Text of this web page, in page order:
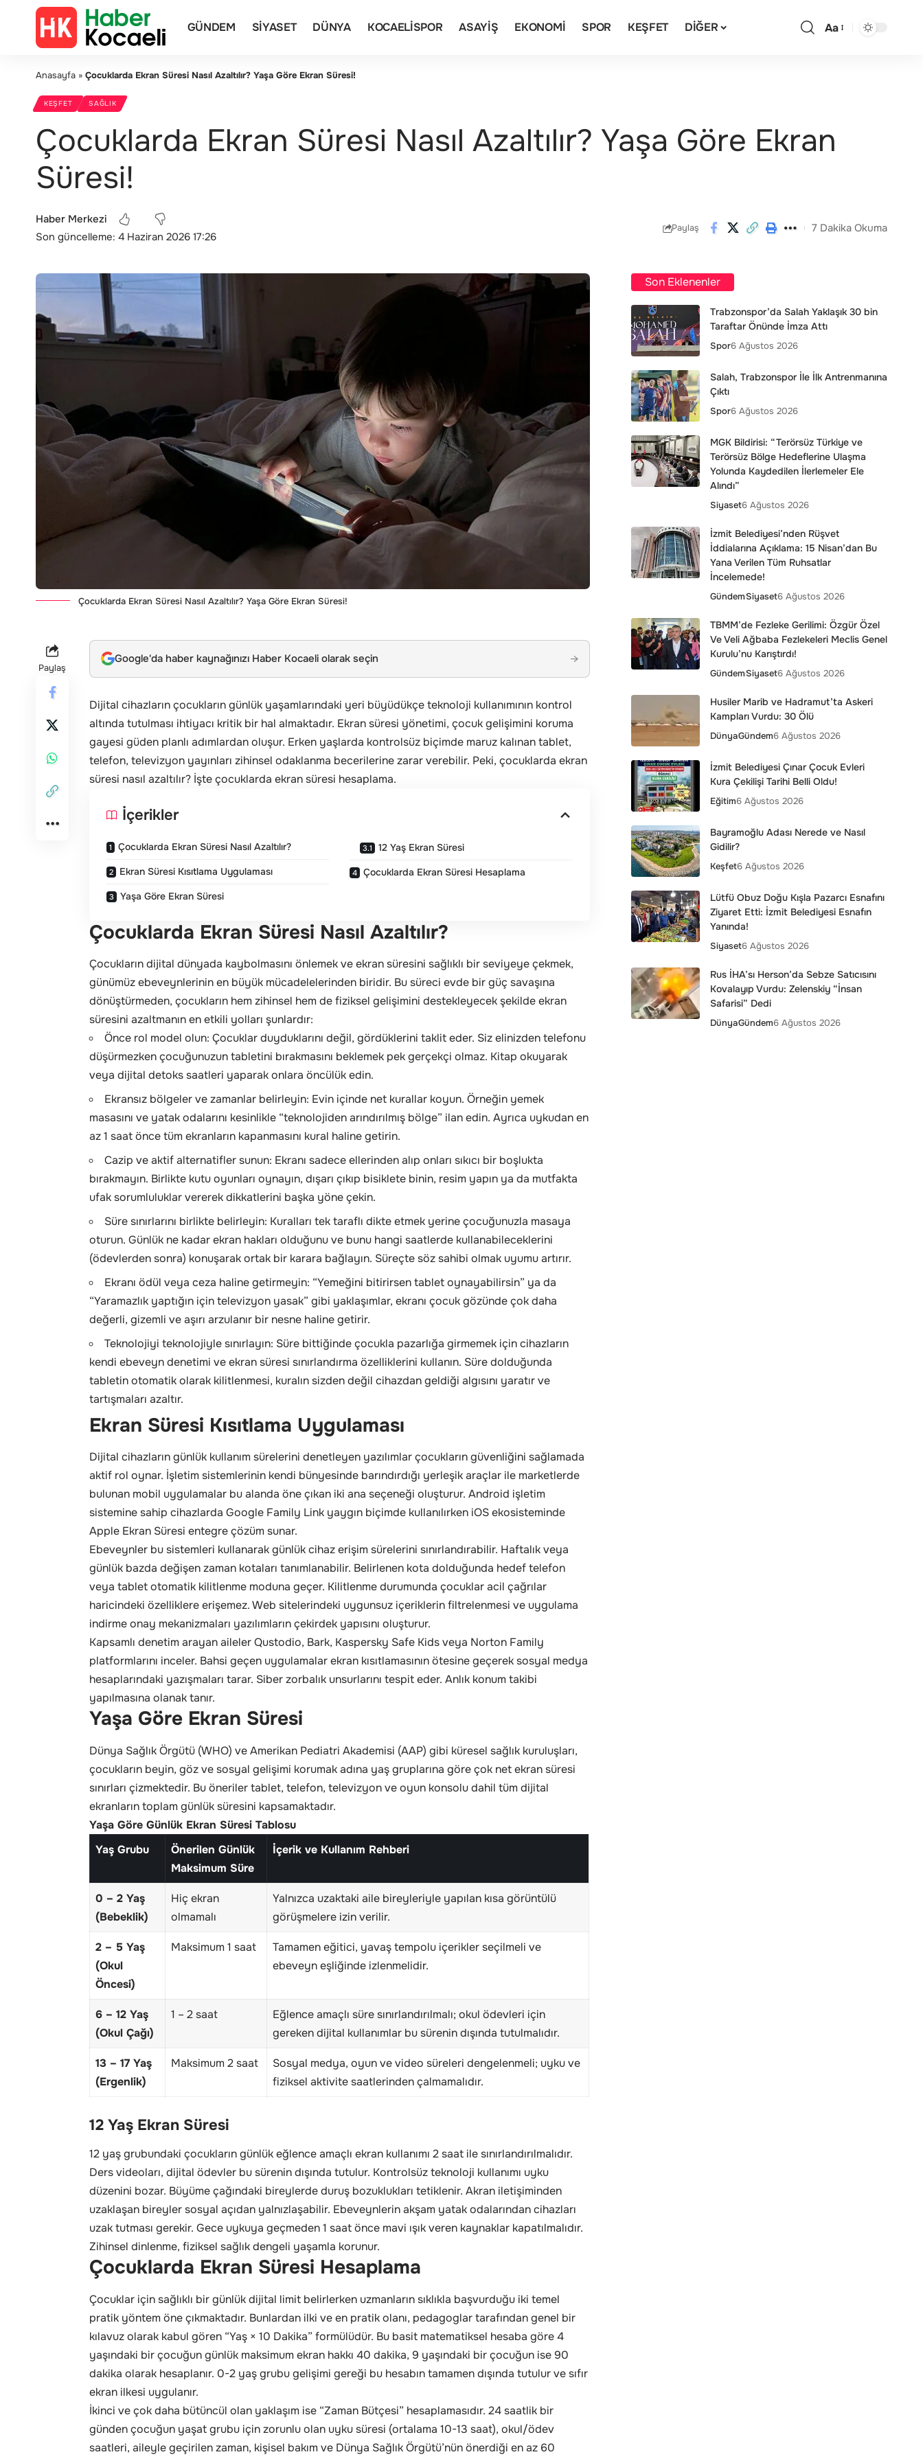
GÜNDEM SIYASET DÜNYA KOCAELISPOR ASAYIŞ EKONOMI SPOR KEŞFET DIĞER Aa
Anasayfa » Çocuklarda Ekran Süresi Nasıl Azaltılır? Yaşa Göre Ekran Süresi!
KEŞFET SAĞLIK
Çocuklarda Ekran Süresi Nasıl Azaltılır? Yaşa Göre Ekran
Süresi!
Son güncelleme: 4 Haziran 2026 17:26
Haber Merkezi
Paylaş 7 Dakika Okuma
Çocuklarda Ekran Süresi Nasıl Azaltılır? Yaşa Göre Ekran Süresi!
Paylaş
Google'da haber kaynağınızı Haber Kocaeli olarak seçin →
Dijital cihazların çocukların günlük yaşamlarındaki yeri büyüdükçe teknoloji kullanımının kontrol
altında tutulması ihtiyacı kritik bir hal almaktadır. Ekran süresi yönetimi, çocuk gelişimini koruma
gayesi güden planlı adımlardan oluşur. Erken yaşlarda kontrolsüz biçimde maruz kalınan tablet,
telefon, televizyon yayınları zihinsel odaklanma becerilerine zarar verebilir. Peki, çocuklarda ekran
süresi nasıl azaltılır? İşte çocuklarda ekran süresi hesaplama.
İçerikler
Çocuklarda Ekran Süresi Nasıl Azaltılır?
Ekran Süresi Kısıtlama Uygulaması
Yaşa Göre Ekran Süresi
12 Yaş Ekran Süresi
Çocuklarda Ekran Süresi Hesaplama
Çocuklarda Ekran Süresi Nasıl Azaltılır?
Çocukların dijital dünyada kaybolmasını önlemek ve ekran süresini sağlıklı bir seviyeye çekmek,
günümüz ebeveynlerinin en büyük mücadelelerinden biridir. Bu süreci evde bir güç savaşına
dönüştürmeden, çocukların hem zihinsel hem de fiziksel gelişimini destekleyecek şekilde ekran
süresini azaltmanın en etkili yolları şunlardır:
Önce rol model olun: Çocuklar duyduklarını değil, gördüklerini taklit eder. Siz elinizden telefonu
düşürmezken çocuğunuzun tabletini bırakmasını beklemek pek gerçekçi olmaz. Kitap okuyarak
veya dijital detoks saatleri yaparak onlara öncülük edin.
Ekransız bölgeler ve zamanlar belirleyin: Evin içinde net kurallar koyun. Örneğin yemek
masasını ve yatak odalarını kesinlikle “teknolojiden arındırılmış bölge” ilan edin. Ayrıca uykudan en
az 1 saat önce tüm ekranların kapanmasını kural haline getirin.
Cazip ve aktif alternatifler sunun: Ekranı sadece ellerinden alıp onları sıkıcı bir boşlukta
bırakmayın. Birlikte kutu oyunları oynayın, dışarı çıkıp bisiklete binin, resim yapın ya da mutfakta
ufak sorumluluklar vererek dikkatlerini başka yöne çekin.
Süre sınırlarını birlikte belirleyin: Kuralları tek taraflı dikte etmek yerine çocuğunuzla masaya
oturun. Günlük ne kadar ekran hakları olduğunu ve bunu hangi saatlerde kullanabileceklerini
(ödevlerden sonra) konuşarak ortak bir karara bağlayın. Süreçte söz sahibi olmak uyumu artırır.
Ekranı ödül veya ceza haline getirmeyin: “Yemeğini bitirirsen tablet oynayabilirsin” ya da
“Yaramazlık yaptığın için televizyon yasak” gibi yaklaşımlar, ekranı çocuk gözünde çok daha
değerli, gizemli ve aşırı arzulanır bir nesne haline getirir.
Teknolojiyi teknolojiyle sınırlayın: Süre bittiğinde çocukla pazarlığa girmemek için cihazların
kendi ebeveyn denetimi ve ekran süresi sınırlandırma özelliklerini kullanın. Süre dolduğunda
tabletin otomatik olarak kilitlenmesi, kuralın sizden değil cihazdan geldiği algısını yaratır ve
tartışmaları azaltır.
Ekran Süresi Kısıtlama Uygulaması
Dijital cihazların günlük kullanım sürelerini denetleyen yazılımlar çocukların güvenliğini sağlamada
aktif rol oynar. İşletim sistemlerinin kendi bünyesinde barındırdığı yerleşik araçlar ile marketlerde
bulunan mobil uygulamalar bu alanda öne çıkan iki ana seçeneği oluşturur. Android işletim
sistemine sahip cihazlarda Google Family Link yaygın biçimde kullanılırken iOS ekosisteminde
Apple Ekran Süresi entegre çözüm sunar.
Ebeveynler bu sistemleri kullanarak günlük cihaz erişim sürelerini sınırlandırabilir. Haftalık veya
günlük bazda değişen zaman kotaları tanımlanabilir. Belirlenen kota dolduğunda hedef telefon
veya tablet otomatik kilitlenme moduna geçer. Kilitlenme durumunda çocuklar acil çağrılar
haricindeki özelliklere erişemez. Web sitelerindeki uygunsuz içeriklerin filtrelenmesi ve uygulama
indirme onay mekanizmaları yazılımların çekirdek yapısını oluşturur.
Kapsamlı denetim arayan aileler Qustodio, Bark, Kaspersky Safe Kids veya Norton Family
platformlarını inceler. Bahsi geçen uygulamalar ekran kısıtlamasının ötesine geçerek sosyal medya
hesaplarındaki yazışmaları tarar. Siber zorbalık unsurlarını tespit eder. Anlık konum takibi
yapılmasına olanak tanır.
Yaşa Göre Ekran Süresi
Dünya Sağlık Örgütü (WHO) ve Amerikan Pediatri Akademisi (AAP) gibi küresel sağlık kuruluşları,
çocukların beyin, göz ve sosyal gelişimi korumak adına yaş gruplarına göre çok net ekran süresi
sınırları çizmektedir. Bu öneriler tablet, telefon, televizyon ve oyun konsolu dahil tüm dijital
ekranların toplam günlük süresini kapsamaktadır.
Yaşa Göre Günlük Ekran Süresi Tablosu
Yaş Grubu
Önerilen Günlük
Maksimum Süre
İçerik ve Kullanım Rehberi
0 – 2 Yaş
(Bebeklik)
Hiç ekran
olmamalı
Yalnızca uzaktaki aile bireyleriyle yapılan kısa görüntülü
görüşmelere izin verilir.
2 – 5 Yaş
(Okul
Öncesi)
Maksimum 1 saat
Tamamen eğitici, yavaş tempolu içerikler seçilmeli ve
ebeveyn eşliğinde izlenmelidir.
6 – 12 Yaş
(Okul Çağı)
1 – 2 saat
Eğlence amaçlı süre sınırlandırılmalı; okul ödevleri için
gereken dijital kullanımlar bu sürenin dışında tutulmalıdır.
13 – 17 Yaş
(Ergenlik)
Maksimum 2 saat
Sosyal medya, oyun ve video süreleri dengelenmeli; uyku ve
fiziksel aktivite saatlerinden çalmamalıdır.
12 Yaş Ekran Süresi
12 yaş grubundaki çocukların günlük eğlence amaçlı ekran kullanımı 2 saat ile sınırlandırılmalıdır.
Ders videoları, dijital ödevler bu sürenin dışında tutulur. Kontrolsüz teknoloji kullanımı uyku
düzenini bozar. Büyüme çağındaki bireylerde duruş bozuklukları tetiklenir. Akran iletişiminden
uzaklaşan bireyler sosyal açıdan yalnızlaşabilir. Ebeveynlerin akşam yatak odalarından cihazları
uzak tutması gerekir. Gece uykuya geçmeden 1 saat önce mavi ışık veren kaynaklar kapatılmalıdır.
Zihinsel dinlenme, fiziksel sağlık dengeli yaşamla korunur.
Çocuklarda Ekran Süresi Hesaplama
Çocuklar için sağlıklı bir günlük dijital limit belirlerken uzmanların sıklıkla başvurduğu iki temel
pratik yöntem öne çıkmaktadır. Bunlardan ilki ve en pratik olanı, pedagoglar tarafından genel bir
kılavuz olarak kabul gören “Yaş × 10 Dakika” formülüdür. Bu basit matematiksel hesaba göre 4
yaşındaki bir çocuğun günlük maksimum ekran hakkı 40 dakika, 9 yaşındaki bir çocuğun ise 90
dakika olarak hesaplanır. 0-2 yaş grubu gelişimi gereği bu hesabın tamamen dışında tutulur ve sıfır
ekran ilkesi uygulanır.
İkinci ve çok daha bütüncül olan yaklaşım ise “Zaman Bütçesi” hesaplamasıdır. 24 saatlik bir
günden çocuğun yaşat grubu için zorunlu olan uyku süresi (ortalama 10-13 saat), okul/ödev
saatleri, aileyle geçirilen zaman, kişisel bakım ve Dünya Sağlık Örgütü’nün önerdiği en az 60
Son Eklenenler
Trabzonspor’da Salah Yaklaşık 30 bin
Taraftar Önünde İmza Attı
Spor6 Ağustos 2026
Salah, Trabzonspor İle İlk Antrenmanına
Çıktı
Spor6 Ağustos 2026
MGK Bildirisi: “Terörsüz Türkiye ve
Terörsüz Bölge Hedeflerine Ulaşma
Yolunda Kaydedilen İlerlemeler Ele
Alındı”
Siyaset6 Ağustos 2026
İzmit Belediyesi’nden Rüşvet
İddialarına Açıklama: 15 Nisan’dan Bu
Yana Verilen Tüm Ruhsatlar
İncelemede!
GündemSiyaset6 Ağustos 2026
TBMM’de Fezleke Gerilimi: Özgür Özel
Ve Veli Ağbaba Fezlekeleri Meclis Genel
Kurulu’nu Karıştırdı!
GündemSiyaset6 Ağustos 2026
Husiler Marib ve Hadramut’ta Askeri
Kampları Vurdu: 30 Ölü
DünyaGündem6 Ağustos 2026
İzmit Belediyesi Çınar Çocuk Evleri
Kura Çekilişi Tarihi Belli Oldu!
Eğitim6 Ağustos 2026
Bayramoğlu Adası Nerede ve Nasıl
Gidilir?
Keşfet6 Ağustos 2026
Lütfü Obuz Doğu Kışla Pazarcı Esnafını
Ziyaret Etti: İzmit Belediyesi Esnafın
Yanında!
Siyaset6 Ağustos 2026
Rus İHA’sı Herson’da Sebze Satıcısını
Kovalayıp Vurdu: Zelenskiy “İnsan
Safarisi” Dedi
DünyaGündem6 Ağustos 2026